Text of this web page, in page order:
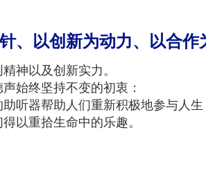
、以创新为动力、以合作
神以及创新实力。
始终坚持不变的初衷：
听器帮助人们重新积极地参与人生
以重拾生命中的乐趣。